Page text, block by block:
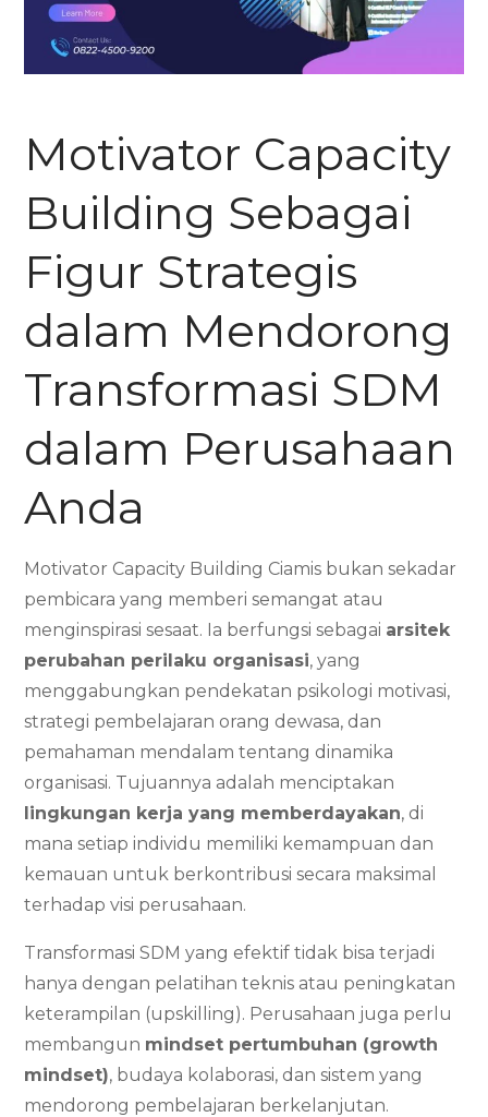
Motivator Capacity
Building Sebagai
Figur Strategis
dalam Mendorong
Transformasi SDM
dalam Perusahaan
Anda
Motivator Capacity Building Ciamis bukan sekadar
pembicara yang memberi semangat atau
menginspirasi sesaat. Ia berfungsi sebagai arsitek
perubahan perilaku organisasi, yang
menggabungkan pendekatan psikologi motivasi,
strategi pembelajaran orang dewasa, dan
pemahaman mendalam tentang dinamika
organisasi. Tujuannya adalah menciptakan
lingkungan kerja yang memberdayakan, di
mana setiap individu memiliki kemampuan dan
kemauan untuk berkontribusi secara maksimal
terhadap visi perusahaan.
Transformasi SDM yang efektif tidak bisa terjadi
hanya dengan pelatihan teknis atau peningkatan
keterampilan (upskilling). Perusahaan juga perlu
membangun mindset pertumbuhan (growth
mindset), budaya kolaborasi, dan sistem yang
mendorong pembelajaran berkelanjutan.